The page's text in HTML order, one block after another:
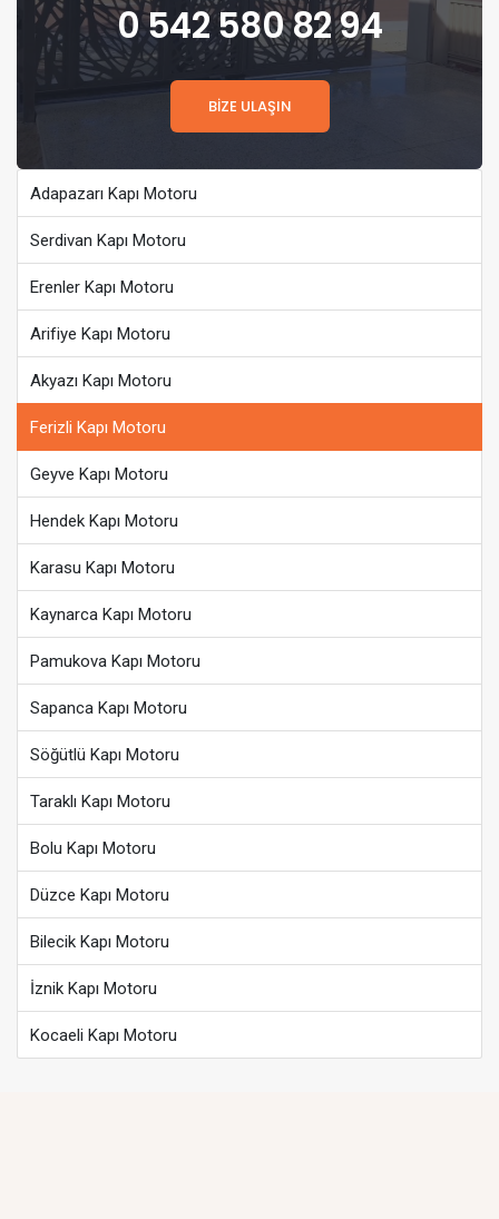
0 542 580 82 94
BİZE ULAŞIN
Adapazarı Kapı Motoru
Serdivan Kapı Motoru
Erenler Kapı Motoru
Arifiye Kapı Motoru
Akyazı Kapı Motoru
Ferizli Kapı Motoru
Geyve Kapı Motoru
Hendek Kapı Motoru
Karasu Kapı Motoru
Kaynarca Kapı Motoru
Pamukova Kapı Motoru
Sapanca Kapı Motoru
Söğütlü Kapı Motoru
Taraklı Kapı Motoru
Bolu Kapı Motoru
Düzce Kapı Motoru
Bilecik Kapı Motoru
İznik Kapı Motoru
Kocaeli Kapı Motoru